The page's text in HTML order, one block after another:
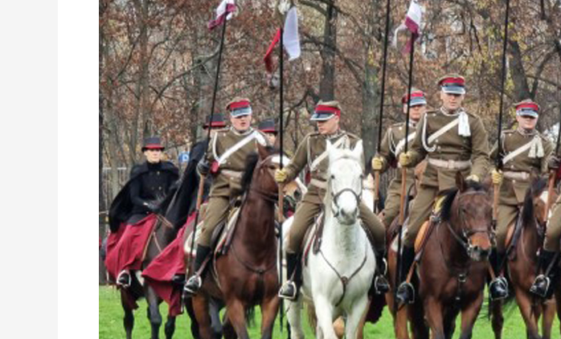
KRÓLEWSKIE
ZAPRASZAJĄ
NA
ŚWIĘTO
NIEPODLEGŁOŚCI